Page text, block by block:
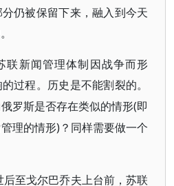
仍被保留下来，融入到今天
联新闻管理体制因战争而形
过程。历史是不能割裂的。
罗斯是否存在类似的情形(即
理的情形)？同样需要做一个
至戈尔巴乔夫上台前，苏联